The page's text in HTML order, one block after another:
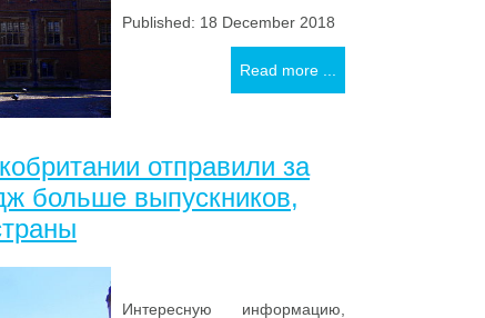
Published: 18 December 2018
Read more ...
отправили за
больше выпускников,
Интересную информацию,